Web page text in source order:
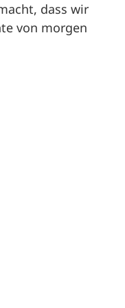
dass wir
von morgen